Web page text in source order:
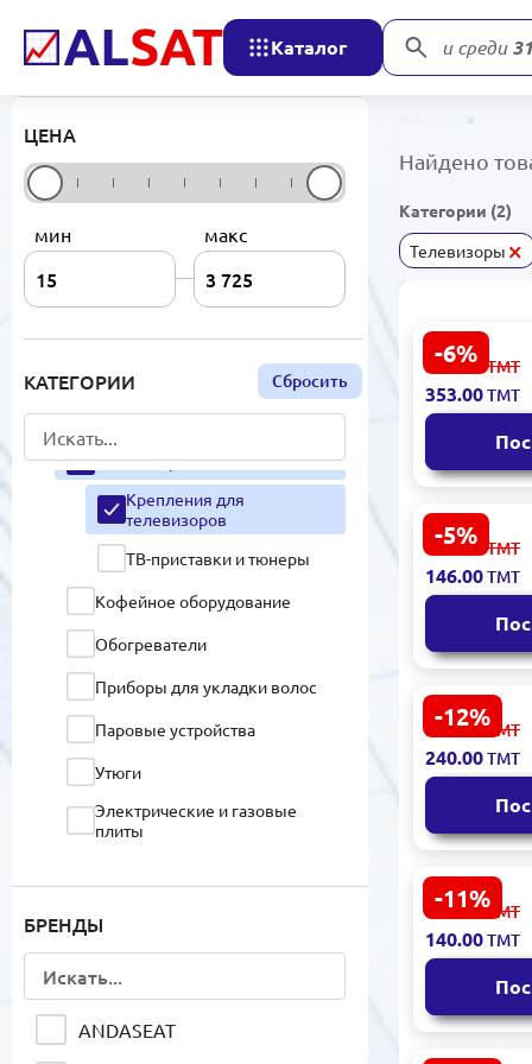
Каталог аров
ЦЕНА
мин макс
КАТЕГОРИИ Сбросить
РАСПРОДАЖА
ЭЛЕКТРОНИКА
БЫТОВАЯ ТЕХНИКА
Очистители и Увлажнители
воздуха
Стиральные машины
Электрочайники
Вентиляторы
Телевизоры
Крепления для
телевизоров
ТВ-приставки и тюнеры
Кофейное оборудование
Обогреватели
Приборы для укладки волос
Паровые устройства
Утюги
Электрические и газовые
плиты
Холодильники
Кофемолки
ТЕХНИЧЕСКОЕ
БРЕНДЫ
ANDASEAT
Найдено
Категории (2)
Телевизоры ×
-6%
KX
дюймов с
377.00 ТМТ
353.00ТМТ
-5%
HT
кронштейн
дюйма,
155.00 ТМТ
146.00ТМТ
-12%
PRESINO
Крепление
273.00ТМТ
240.00ТМТ
-11%
Star track
Крепление
Стальной
Кронштейн
159.00ТМТ
140.00ТМТ